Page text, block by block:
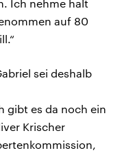
Ich nehme halt
auf 80
sei deshalb
gibt es da noch ein
Krischer